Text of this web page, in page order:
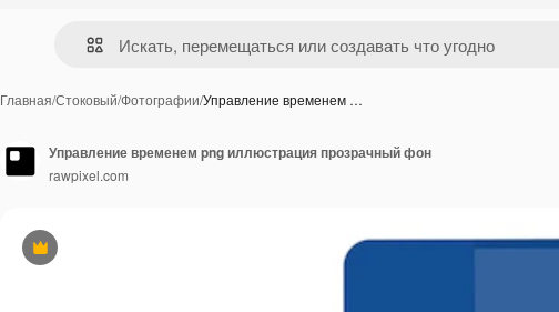
Главная/Стоковый/Фотографии/Управление временем …
Премиум
Управление временем png иллюстрация прозрачный фон
rawpixel.com